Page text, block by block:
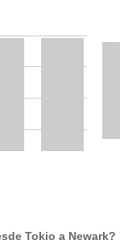
Tokio a Newark?